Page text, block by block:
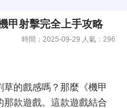
甲射擊完全上手攻略
時間：2025-09-29 人氣： 296
的戲感嗎？那麼《機甲
款遊戲。這款遊戲結合